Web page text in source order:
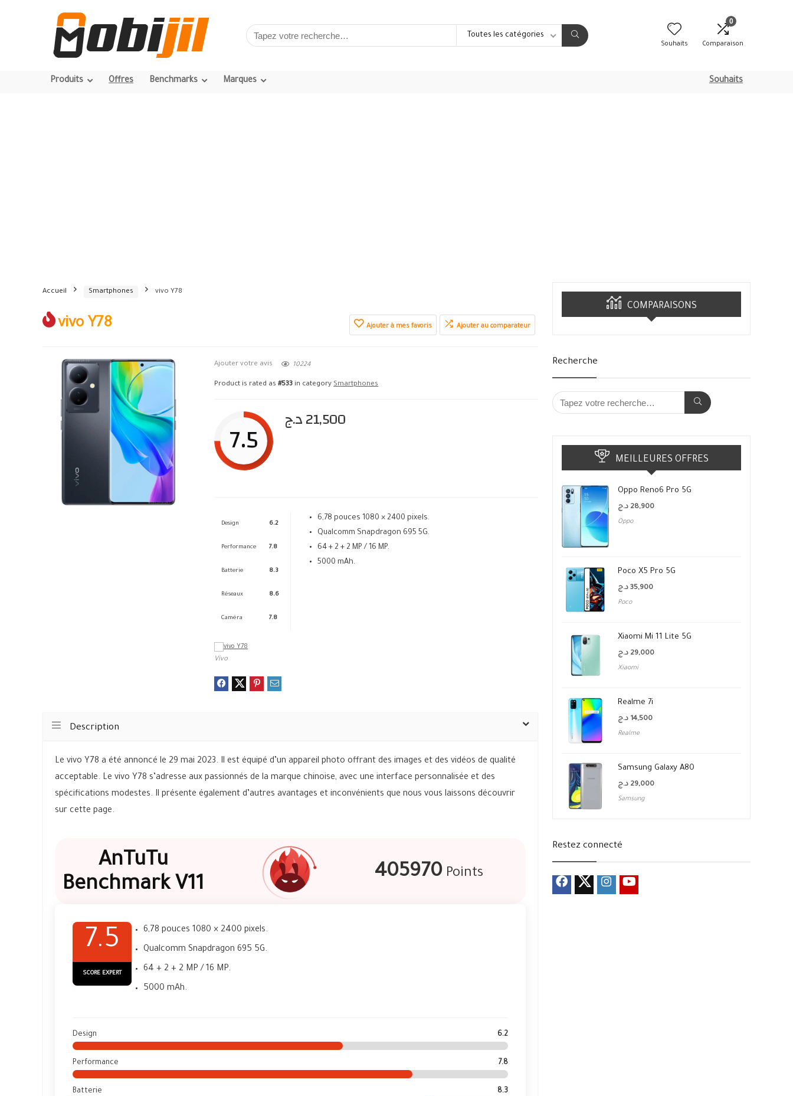
Toutes les catégories
Souhaits
0
Comparaison
Produits Offres Benchmarks Marques Souhaits
Accueil Smartphones vivo Y78
vivo Y78 Ajouter à mes favoris Ajouter au comparateur
Ajouter votre avis 10224
Product is rated as#533 in categorySmartphones
7.5 21,500د.ج
Design 6.2
Performance 7.8
Batterie 8.3
Réseaux 8.6
Caméra 7.8
6,78 pouces 1080 × 2400 pixels.
Qualcomm Snapdragon 695 5G.
64 + 2 + 2 MP / 16 MP.
5000 mAh.
Vivo
Description
Le vivo Y78 a été annoncé le 29 mai 2023. Il est équipé d’un appareil photo offrant des images et des vidéos de qualité
acceptable. Le vivo Y78 s’adresse aux passionnés de la marque chinoise, avec une interface personnalisée et des
spécifications modestes. Il présente également d’autres avantages et inconvénients que nous vous laissons découvrir
sur cette page.
AnTuTu
Benchmark V11
405970Points
7.5
SCORE EXPERT
6,78 pouces 1080 × 2400 pixels.
Qualcomm Snapdragon 695 5G.
64 + 2 + 2 MP / 16 MP.
5000 mAh.
Design 6.2
Performance 7.8
Batterie 8.3
COMPARAISONS
Recherche
MEILLEURES OFFRES
Oppo Reno6 Pro 5G
28,900 د.ج
Oppo
Poco X5 Pro 5G
35,900 د.ج
Poco
Xiaomi Mi 11 Lite 5G
29,000 د.ج
Xiaomi
Realme 7i
14,500 د.ج
Realme
Samsung Galaxy A80
29,000 د.ج
Samsung
Restez connecté